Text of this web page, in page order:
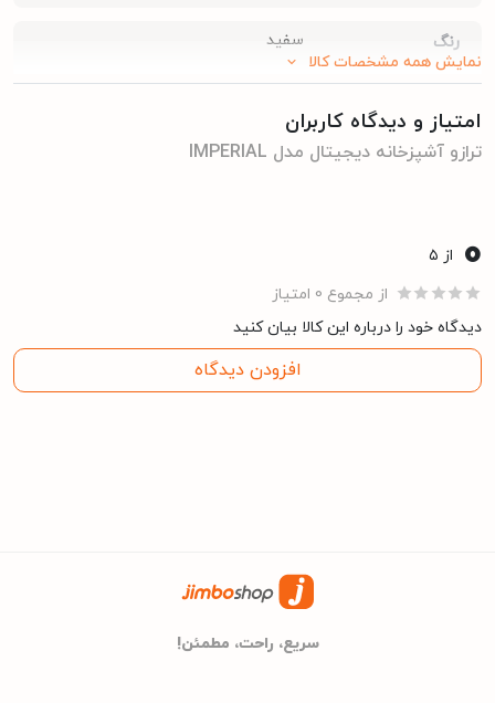
مقاوم یا پلاستیک فشرده ساخته شده که تمیز کردن آن را بسیار آسان
می‌کند. این ویژگی‌ها در کنار دقت بالا، ترازوی آشپزخانه دیجیتال
را به یک ابزار قابل اعتماد و کارآمد تبدیل کرده‌اند که به
آشپزها کمک می‌کند تا با اطمینان بیشتری آشپزی کنند و نتایج بهتری
خرید ترازو آشپزخانه دیجیتال مدل IMPERIAL از جیمبوشاپ
اگر به دنبال خرید ترازو آشپزخانه با بهترین کیفیت هستید، این ترازو
آشپزخانه یکی از بهترین گزینه‌ها است. جهت خرید این ترازو آشپزخانه
کافی است به فروشگاه اینترنتی جیمبوشاپ مراجعه کرده و کالای مورد
بگیرید و از مشاوره ایشان بهره‌مند شوید. در ضمن شرایط خرید اقساطی
برای شما در جیمبوشاپ فراهم است.
رنگ
سفید
نمایش همه مشخصات کالا
امتیاز و دیدگاه کاربران
ترازو آشپزخانه دیجیتال مدل IMPERIAL
0
از ۵
از مجموع 0 امتیاز
دیدگاه خود را درباره این کالا بیان کنید
افزودن دیدگاه
سریع، راحت، مطمئن!